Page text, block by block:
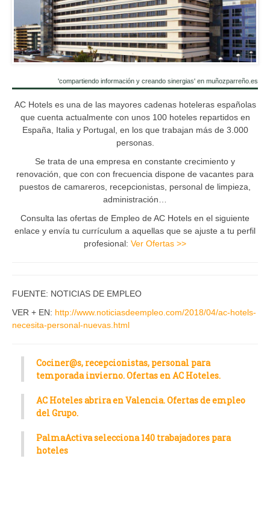
'compartiendo información y creando sinergias' en muñozparreño.es
AC Hotels es una de las mayores cadenas hoteleras españolas
que cuenta actualmente con unos 100 hoteles repartidos en
España, Italia y Portugal, en los que trabajan más de 3.000
personas.
Se trata de una empresa en constante crecimiento y
renovación, que con con frecuencia dispone de vacantes para
puestos de camareros, recepcionistas, personal de limpieza,
administración…
Consulta las ofertas de Empleo de AC Hotels en el siguiente
enlace y envía tu currículum a aquellas que se ajuste a tu perfil
profesional: Ver Ofertas >>
FUENTE: NOTICIAS DE EMPLEO
VER + EN: http://www.noticiasdeempleo.com/2018/04/ac-hotels-
necesita-personal-nuevas.html
Cociner@s, recepcionistas, personal para
temporada invierno. Ofertas en AC Hoteles.
AC Hoteles abrira en Valencia. Ofertas de empleo
del Grupo.
PalmaActiva selecciona 140 trabajadores para
hoteles